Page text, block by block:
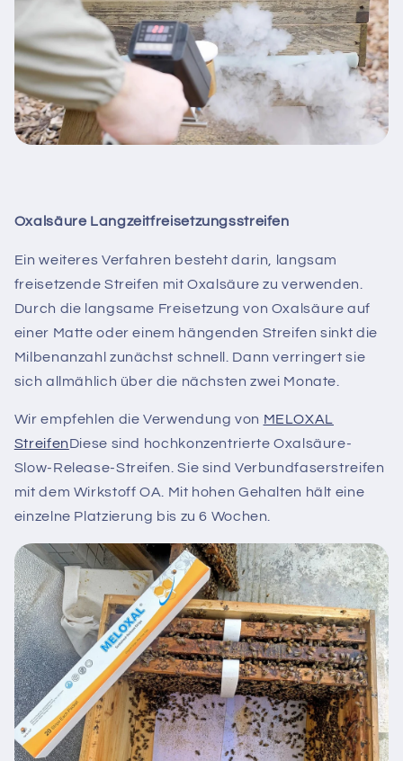
Oxalsäure Langzeitfreisetzungsstreifen
Ein weiteres Verfahren besteht darin, langsam
freisetzende Streifen mit Oxalsäure zu verwenden.
Durch die langsame Freisetzung von Oxalsäure auf
einer Matte oder einem hängenden Streifen sinkt die
Milbenanzahl zunächst schnell. Dann verringert sie
sich allmählich über die nächsten zwei Monate.
Wir empfehlen die Verwendung von MELOXAL
StreifenDiese sind hochkonzentrierte Oxalsäure-
Slow-Release-Streifen. Sie sind Verbundfaserstreifen
mit dem Wirkstoff OA. Mit hohen Gehalten hält eine
einzelne Platzierung bis zu 6 Wochen.